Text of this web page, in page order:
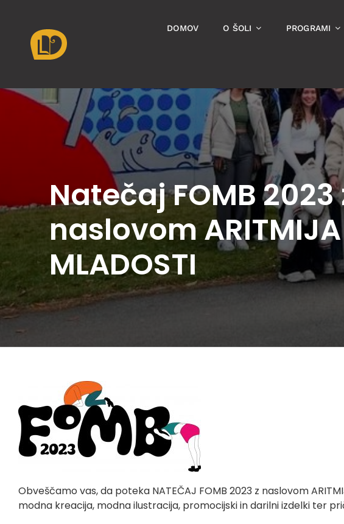
content
DOMOV O ŠOLI PROGRAMI
Natečaj FOMB 2023
naslovom ARITMIJA
MLADOSTI
Obveščamo vas, da poteka NATEČAJ FOMB 2023 z naslovom
modna kreacija, modna ilustracija, promocijski in darilni izdelki ter